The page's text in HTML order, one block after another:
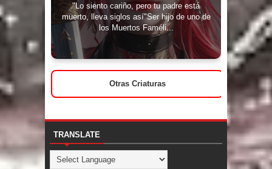
"Lo siento cariño, pero tu padre está
muerto, lleva siglos así"Ser hijo de uno de
los Muertos Faméli...
Otras Criaturas
TRANSLATE